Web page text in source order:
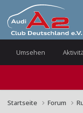
Umsehen
Startseite Forum